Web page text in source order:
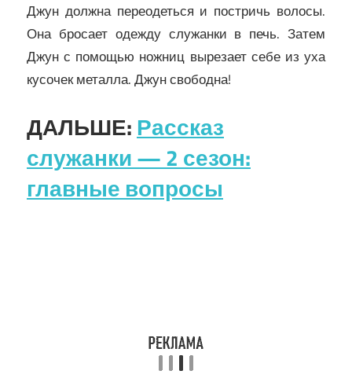
Джун должна переодеться и постричь волосы.
Она бросает одежду служанки в печь. Затем
Джун с помощью ножниц вырезает себе из уха
кусочек металла. Джун свободна!
ДАЛЬШЕ:Рассказ
служанки — 2 сезон:
главные вопросы